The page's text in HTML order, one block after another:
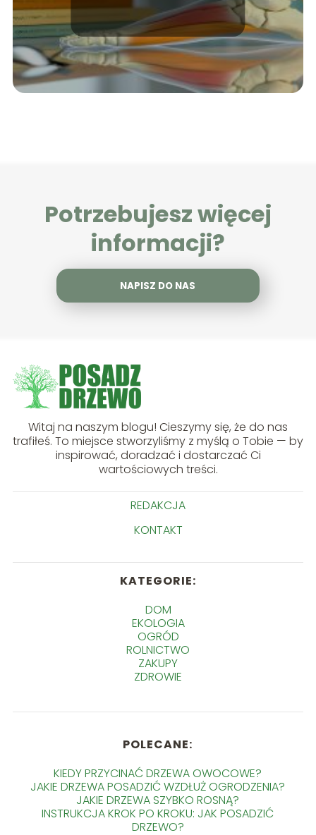
Potrzebujesz więcej
informacji?
NAPISZ DO NAS
Witaj na naszym blogu! Cieszymy się, że do nas
trafiłeś. To miejsce stworzyliśmy z myślą o Tobie — by
inspirować, doradzać i dostarczać Ci
wartościowych treści.
REDAKCJA
KONTAKT
KATEGORIE:
DOM
EKOLOGIA
OGRÓD
ROLNICTWO
ZAKUPY
ZDROWIE
POLECANE:
KIEDY PRZYCINAĆ DRZEWA OWOCOWE?
JAKIE DRZEWA POSADZIĆ WZDŁUŻ OGRODZENIA?
JAKIE DRZEWA SZYBKO ROSNĄ?
INSTRUKCJA KROK PO KROKU: JAK POSADZIĆ
DRZEWO?